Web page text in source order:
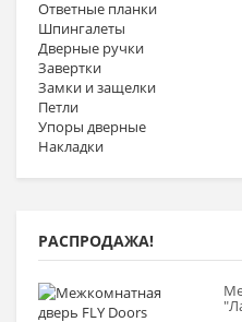
Ответные планки
Шпингалеты
Дверные ручки
Завертки
Замки и защелки
Петли
Упоры дверные
Накладки
РАСПРОДАЖА!